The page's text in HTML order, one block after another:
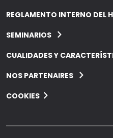
REGLAMENTO INTERNO DEL
SEMINARIOS
CUALIDADES Y
NOS PARTENAIRES
COOKIES